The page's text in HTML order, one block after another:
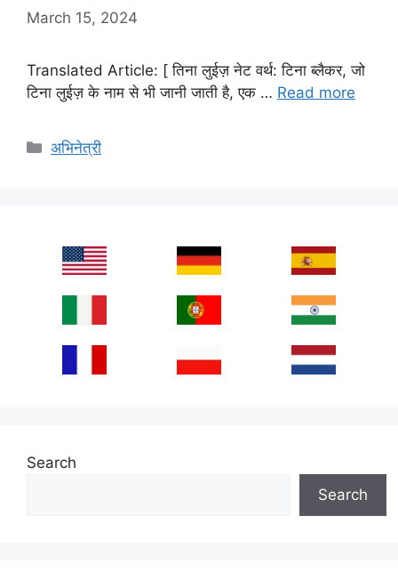
March 15, 2024
Translated Article: [ तिना लुईज़ नेट वर्थ: टिना ब्लैकर, जो
टिना लुईज़ के नाम से भी जानी जाती है, एक … Read more
Categories
अभिनेत्री
Search
Search